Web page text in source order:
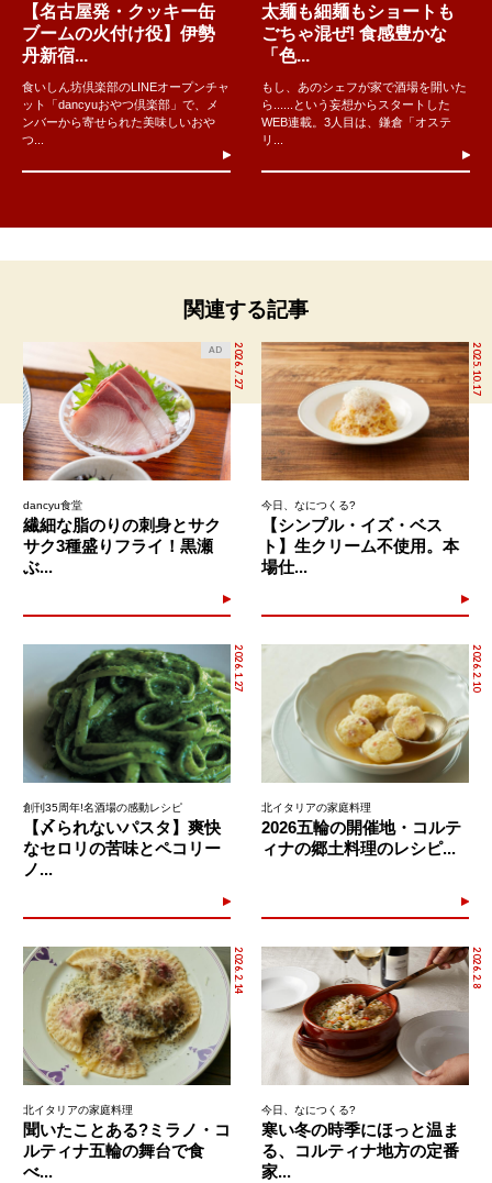
【名古屋発・クッキー缶
ブームの火付け役】伊勢
丹新宿...
食いしん坊倶楽部のLINEオープンチャ
ット「dancyuおやつ倶楽部」で、メ
ンバーから寄せられた美味しいおや
つ...
太麺も細麺もショートも
ごちゃ混ぜ! 食感豊かな
「色...
もし、あのシェフが家で酒場を開いた
ら......という妄想からスタートした
WEB連載。3人目は、鎌倉「オステ
リ...
関連する記事
2026.7.27
AD
dancyu食堂
繊細な脂のりの刺身とサク
サク3種盛りフライ！黒瀬
ぶ...
2025.10.17
今日、なにつくる?
【シンプル・イズ・ベス
ト】生クリーム不使用。本
場仕...
2026.1.27
創刊35周年!名酒場の感動レシピ
【〆られないパスタ】爽快
なセロリの苦味とペコリー
ノ...
2026.2.10
北イタリアの家庭料理
2026五輪の開催地・コルテ
ィナの郷土料理のレシピ...
2026.2.14
北イタリアの家庭料理
聞いたことある?ミラノ・コ
ルティナ五輪の舞台で食
べ...
2026.2.8
今日、なにつくる?
寒い冬の時季にほっと温ま
る、コルティナ地方の定番
家...